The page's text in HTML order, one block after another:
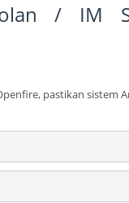
/ IM
pastikan sistem